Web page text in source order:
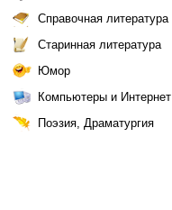
Справочная литература
Старинная литература
Юмор
Компьютеры и Интернет
Поэзия, Драматургия